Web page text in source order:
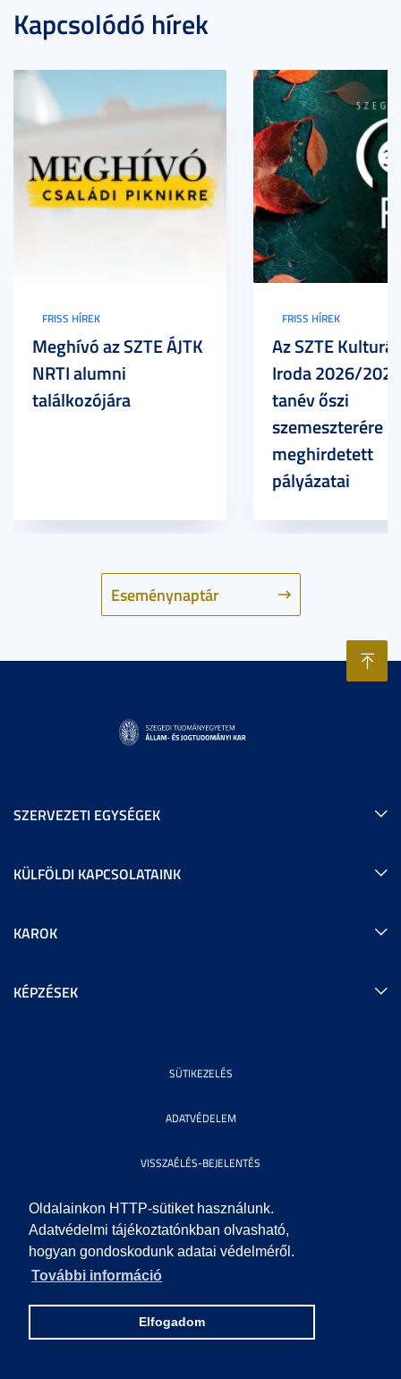
Oldalainkon HTTP-sütiket használunk.
Adatvédelmi tájékoztatónkban olvasható,
hogyan gondoskodunk adatai védelméről.
További információ
Elfogadom
Kapcsolódó hírek
Eseménynaptár
FRISS HÍREK
Meghívó az SZTE ÁJTK
NRTI alumni
találkozójára
FRISS HÍREK
Az SZTE
Iroda 2026/
tanév őszi
szemeszterére
meghirdetett
pályázatai
SZERVEZETI EGYSÉGEK
KÜLFÖLDI KAPCSOLATAINK
KAROK
KÉPZÉSEK
SÜTIKEZELÉS
ADATVÉDELEM
VISSZAÉLÉS-BEJELENTÉS
KÖZÉRDEKŰ ADATOK
IMPRESSZUM